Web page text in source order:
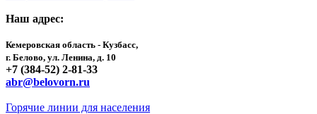
Наш адрес:
Кемеровская область - Кузбасс,
г. Белово, ул. Ленина, д. 10
+7 (384-52) 2-81-33
abr@belovorn.ru
Горячие линии для населения